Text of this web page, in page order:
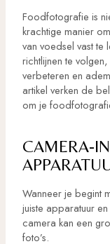
Foodfotografie is
krachtige manier
van voedsel vast te
richtlijnen te
verbeteren en
artikel verken de
om je
CAMERA-
Wanneer je begint
juiste apparatuur
camera kan een
foto’s.